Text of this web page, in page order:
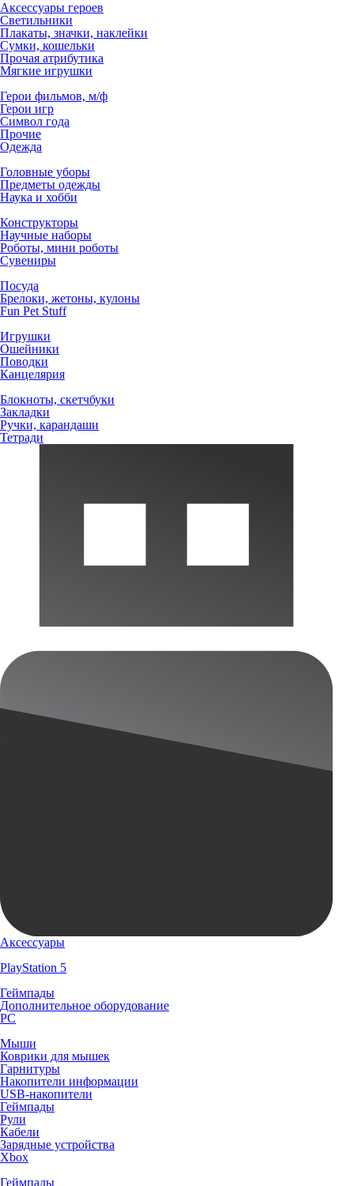
Аксессуары героев
Светильники
Плакаты, значки, наклейки
Сумки, кошельки
Прочая атрибутика
Мягкие игрушки
Герои фильмов, м/ф
Герои игр
Символ года
Прочие
Одежда
Головные уборы
Предметы одежды
Наука и хобби
Конструкторы
Научные наборы
Роботы, мини роботы
Сувениры
Посуда
Брелоки, жетоны, кулоны
Fun Pet Stuff
Игрушки
Ошейники
Поводки
Канцелярия
Блокноты, скетчбуки
Закладки
Ручки, карандаши
Тетради
Аксессуары
PlayStation 5
Геймпады
Дополнительное оборудование
PC
Мыши
Коврики для мышек
Гарнитуры
Накопители информации
USB-накопители
Геймпады
Рули
Кабели
Зарядные устройства
Xbox
Геймпады